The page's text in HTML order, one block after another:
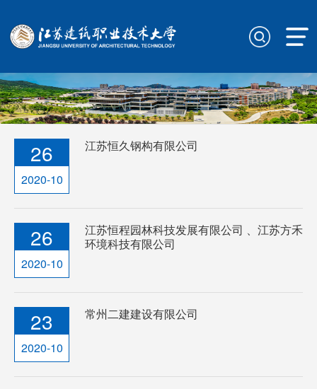
26
2020-10
江苏恒久钢构有限公司
26
2020-10
江苏恒程园林科技发展有限公司 、江苏方禾
环境科技有限公司
23
2020-10
常州二建建设有限公司